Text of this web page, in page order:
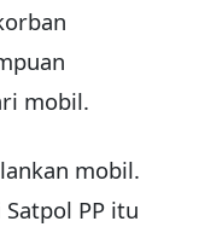
mobil.
mobil.
PP itu